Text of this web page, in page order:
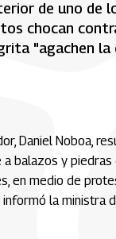
de uno de
chocan
"agachen la
Daniel Noboa,
balazos y
en medio de
la ministra